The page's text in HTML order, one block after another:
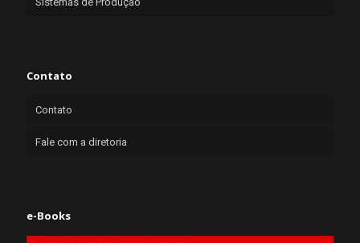
Contato
Contato
Fale com a diretoria
e-Books